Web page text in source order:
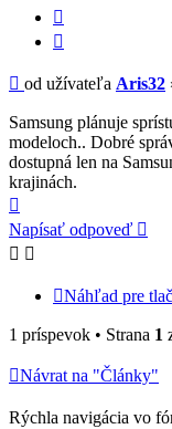
Príspevok
od užívateľa Aris32
Samsung plánuje
modeloch.. Dobré
dostupná len na
krajinách.
Napísať odpoveď
Náhľad pre tlač
1 príspevok • Strana 1
Návrat na "Články"
Rýchla navigácia vo